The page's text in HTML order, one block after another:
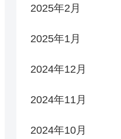
2025年2月
2025年1月
2024年12月
2024年11月
2024年10月